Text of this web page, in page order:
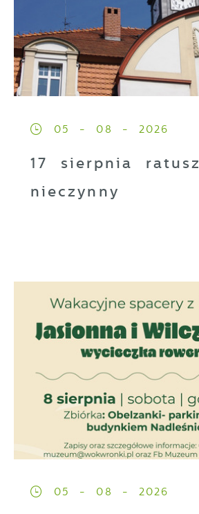
05 - 08 - 2026
17 sierpnia ratusz
nieczynny
05 - 08 - 2026